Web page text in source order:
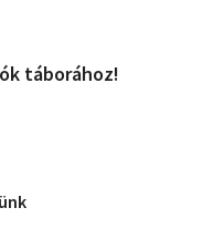
táborához!